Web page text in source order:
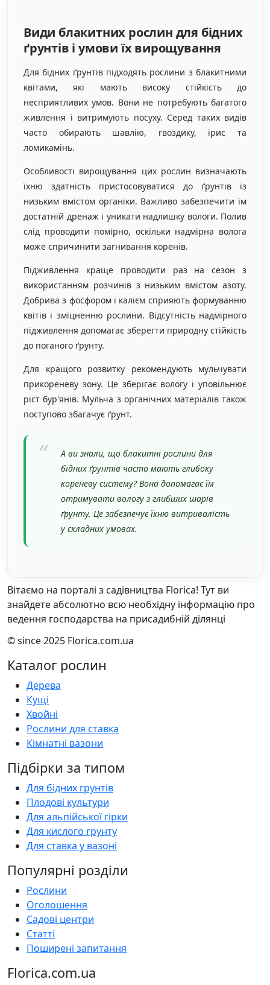
Види блакитних рослин для бідних
ґрунтів і умови їх вирощування
Для бідних ґрунтів підходять рослини з блакитними
квітами, які мають високу стійкість до
несприятливих умов. Вони не потребують багатого
живлення і витримують посуху. Серед таких видів
часто обирають шавлію, гвоздику, ірис та
ломикамінь.
Особливості вирощування цих рослин визначають
їхню здатність пристосовуватися до ґрунтів із
низьким вмістом органіки. Важливо забезпечити їм
достатній дренаж і уникати надлишку вологи. Полив
слід проводити помірно, оскільки надмірна волога
може спричинити загнивання коренів.
Підживлення краще проводити раз на сезон з
використанням розчинів з низьким вмістом азоту.
Добрива з фосфором і калієм сприяють формуванню
квітів і зміцненню рослини. Відсутність надмірного
підживлення допомагає зберегти природну стійкість
до поганого ґрунту.
Для кращого розвитку рекомендують мульчувати
прикореневу зону. Це зберігає вологу і уповільнює
ріст бур'янів. Мульча з органічних матеріалів також
поступово збагачує ґрунт.
А ви знали, що блакитні рослини для
бідних ґрунтів часто мають глибоку
кореневу систему? Вона допомагає їм
отримувати вологу з глибших шарів
ґрунту. Це забезпечує їхню витривалість
у складних умовах.
Вітаємо на порталі з садівництва Florica! Тут ви
знайдете абсолютно всю необхідну інформацію про
ведення господарства на присадибній ділянці
© since 2025 Florica.com.ua
Каталог рослин
Дерева
Кущі
Хвойні
Рослини для ставка
Кімнатні вазони
Підбірки за типом
Для бідних грунтів
Плодові культури
Для альпійської гірки
Для кислого грунту
Для ставка у вазоні
Популярні розділи
Рослини
Оголошення
Садові центри
Статті
Поширені запитання
Florica.com.ua